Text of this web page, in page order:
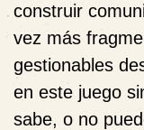
construir
vez más
gestionables
en este juego
sabe, o no